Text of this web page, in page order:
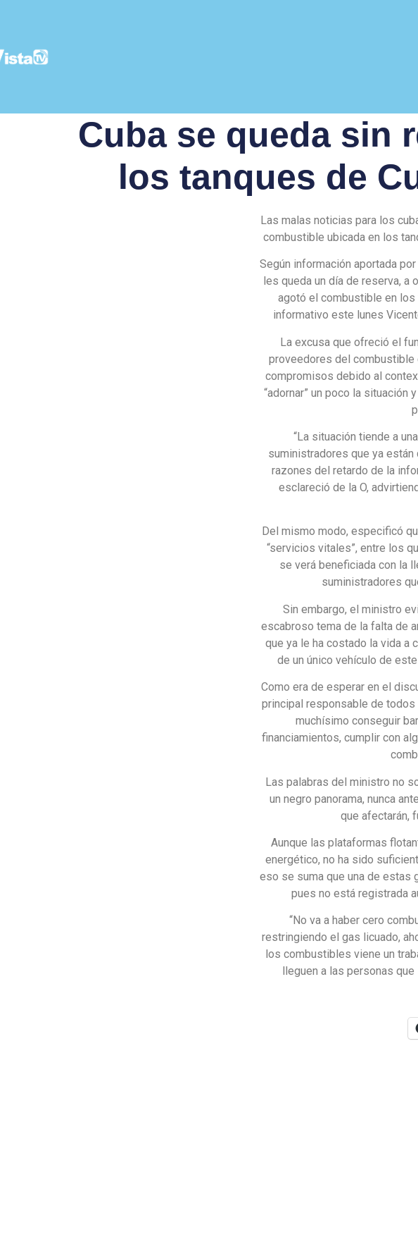
Cuba se queda sin
los tanques de
Las malas noticias para los
combustible ubicada en los
Según información aportada
les queda un día de reserva, a
agotó el combustible en los
informativo este lunes
La excusa que ofreció el
proveedores del
compromisos debido al
“adornar” un poco la situación
“La situación tiende a
suministradores que ya
razones del retardo de la
esclareció de la O,
Del mismo modo, especificó
“servicios vitales”, entre los
se verá beneficiada con la
suministradores
Sin embargo, el ministro
escabroso tema de la falta de
que ya le ha costado la vida a
de un único vehículo de
Como era de esperar en el
principal responsable de
muchísimo conseguir
financiamientos, cumplir con
Las palabras del ministro no
un negro panorama, nunca
que afectarán,
Aunque las plataformas
energético, no ha sido
eso se suma que una de estas
pues no está registrada
“No va a haber cero
restringiendo el gas licuado,
los combustibles viene un
lleguen a las personas